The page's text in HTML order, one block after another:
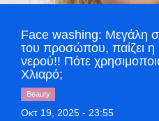
World
Greece
Style Adorés
Entertainment
Face washing: Μεγάλη
του προσώπου, παίζει η
νερού!! Πότε
Χλιαρό;
Beauty
Οκτ 19, 2025 - 23:55